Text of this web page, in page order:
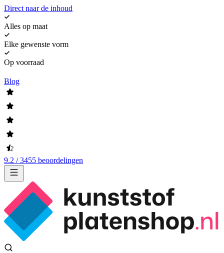
Direct naar de inhoud
Alles op maat
Elke gewenste vorm
Op voorraad
Blog
9.2 / 3455 beoordelingen